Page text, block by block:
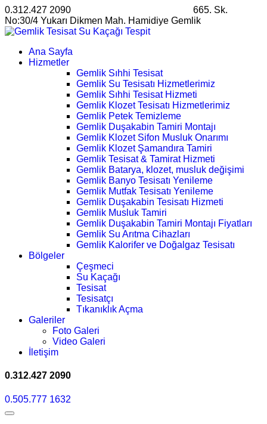
0.312.427 2090
665. Sk.
No:30/4 Yukarı Dikmen Mah. Hamidiye Gemlik
Ana Sayfa
Hizmetler
Gemlik Sıhhi Tesisat
Gemlik Su Tesisatı Hizmetlerimiz
Gemlik Sıhhi Tesisat Hizmeti
Gemlik Klozet Tesisatı Hizmetlerimiz
Gemlik Petek Temizleme
Gemlik Duşakabin Tamiri Montajı
Gemlik Klozet Sifon Musluk Onarımı
Gemlik Klozet Şamandıra Tamiri
Gemlik Tesisat & Tamirat Hizmeti
Gemlik Batarya, klozet, musluk değişimi
Gemlik Banyo Tesisatı Yenileme
Gemlik Mutfak Tesisatı Yenileme
Gemlik Duşakabin Tesisatı Hizmeti
Gemlik Musluk Tamiri
Gemlik Duşakabin Tamiri Montajı Fiyatları
Gemlik Su Arıtma Cihazları
Gemlik Kalorifer ve Doğalgaz Tesisatı
Bölgeler
Çeşmeci
Su Kaçağı
Tesisat
Tesisatçı
Tıkanıklık Açma
Galeriler
Foto Galeri
Video Galeri
İletişim
0.312.427 2090
0.505.777 1632